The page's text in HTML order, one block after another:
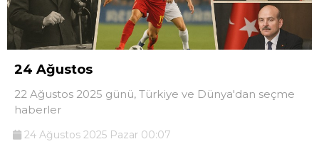
24 Ağustos
22 Ağustos 2025 günü, Türkiye ve Dünya'dan seçme
haberler
24 Ağustos 2025 Pazar 00:07